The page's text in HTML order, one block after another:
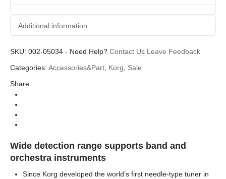
Additional information
Additional information
Brands Korg
SKU: 002-05034 - Need Help? Contact Us Leave Feedback
Categories: Accessories&Part Korg
Sale
Share
Wide detection range supports band and
orchestra instruments
Since Korg developed the world’s first needle-type tuner in